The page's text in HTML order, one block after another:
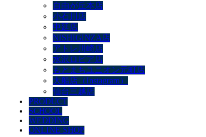
自由が丘本店
小石川店
中延店
NISHIGINZA店
アトレ川崎店
水沢ロピア店
もとまちユニオン元町店
大船店（Instagram）
仙台三越店
PRODUCT
SCHOOL
WEDDING
ONLINE SHOP